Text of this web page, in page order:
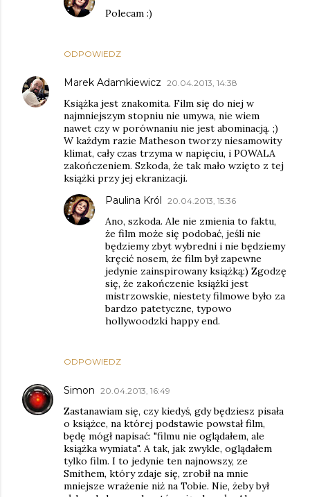
ODPOWIEDZ
Polecam :)
Marek Adamkiewicz 20.04.2013, 14:38
Książka jest znakomita. Film się do niej w
najmniejszym stopniu nie umywa, nie wiem
nawet czy w porównaniu nie jest abominacją. ;)
W każdym razie Matheson tworzy niesamowity
klimat, cały czas trzyma w napięciu, i POWALA
zakończeniem. Szkoda, że tak mało wzięto z tej
książki przy jej ekranizacji.
ODPOWIEDZ
Paulina Król 20.04.2013, 15:36
Ano, szkoda. Ale nie zmienia to faktu,
że film może się podobać, jeśli nie
będziemy zbyt wybredni i nie będziemy
kręcić nosem, że film był zapewne
jedynie zainspirowany książką:) Zgodzę
się, że zakończenie książki jest
mistrzowskie, niestety filmowe było za
bardzo patetyczne, typowo
hollywoodzki happy end.
Simon 20.04.2013, 16:49
Zastanawiam się, czy kiedyś, gdy będziesz pisała
o książce, na której podstawie powstał film,
będę mógł napisać: "filmu nie oglądałem, ale
książka wymiata". A tak, jak zwykle, oglądałem
tylko film. I to jedynie ten najnowszy, ze
Smithem, który zdaje się, zrobił na mnie
mniejsze wrażenie niż na Tobie. Nie, żeby był